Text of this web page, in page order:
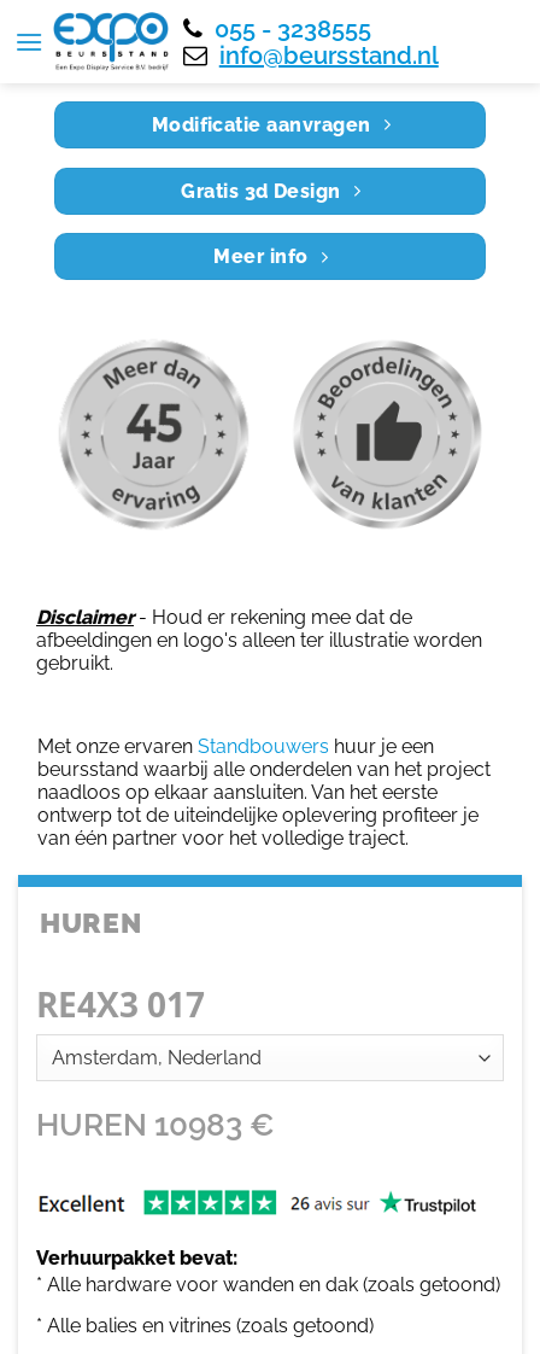
055 - 3238555
info@beursstand.nl
Home RE4X3 017
Modificatie aanvragen
Gratis 3d Design
Meer info
Disclaimer- Houd er rekening mee dat de
afbeeldingen en logo's alleen ter illustratie worden
gebruikt.
Met onze ervaren Standbouwers huur je een
beursstand waarbij alle onderdelen van het project
naadloos op elkaar aansluiten. Van het eerste
ontwerp tot de uiteindelijke oplevering profiteer je
van één partner voor het volledige traject.
HUREN
RE4X3 017
HUREN 10983 €
Verhuurpakket bevat:
* Alle hardware voor wanden en dak (zoals getoond)
* Alle balies en vitrines (zoals getoond)